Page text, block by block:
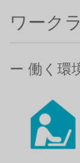
ワーク
ー 働く環